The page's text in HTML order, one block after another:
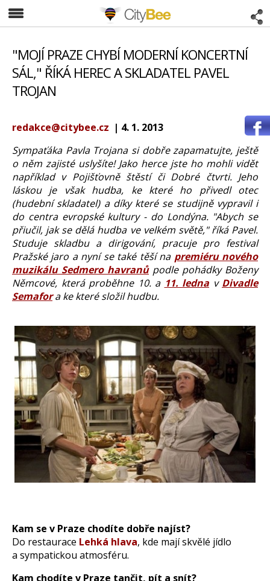
CityBee
"MOJÍ PRAZE CHYBÍ MODERNÍ KONCERTNÍ
SÁL," ŘÍKÁ HEREC A SKLADATEL PAVEL
TROJAN
redakce@citybee.cz | 4. 1. 2013
​Sympaťáka Pavla Trojana si dobře zapamatujte, ještě
o něm zajisté uslyšíte! Jako herce jste ho mohli vidět
například v Pojišťovně štěstí či Dobré čtvrti. Jeho
láskou je však hudba, ke které ho přivedl otec
(hudební skladatel) a díky které se studijně vypravil i
do centra evropské kultury - do Londýna. "Abych se
přiučil, jak se dělá hudba ve velkém světě," říká Pavel.
Studuje skladbu a dirigování, pracuje pro festival
Pražské jaro a nyní se také těší na premiéru nového
muzikálu Sedmero havranůpodle pohádky Boženy
Němcové, která proběhne 10. a 11. ledna v Divadle
Semafora ke které složil hudbu.
Kam se v Praze chodíte dobře najíst?
Do restaurace Lehká hlava, kde mají skvělé jídlo
a sympatickou atmosféru.
Kam chodíte v Praze tančit, pít a snít?